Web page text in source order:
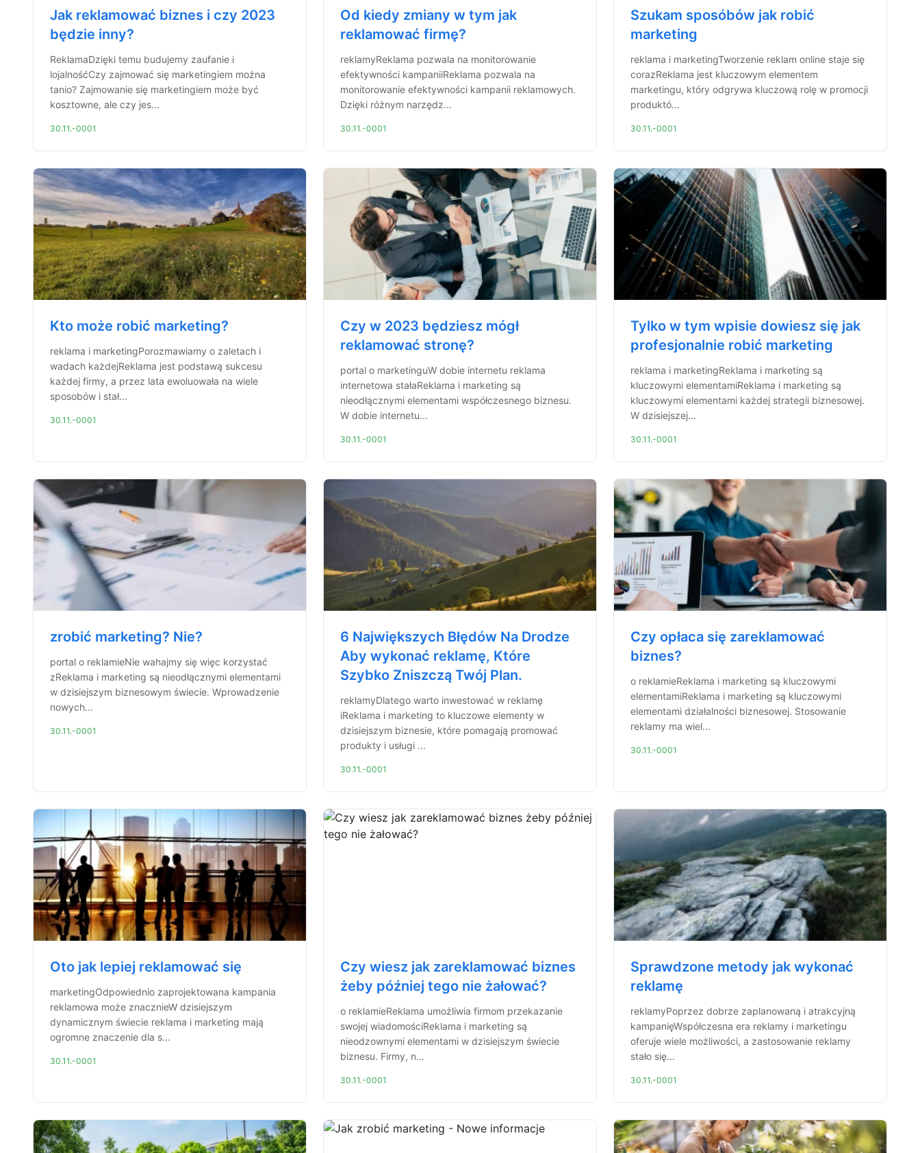
Jak reklamować biznes i czy 2023
będzie inny?
ReklamaDzięki temu budujemy zaufanie i
lojalnośćCzy zajmować się marketingiem można
tanio? Zajmowanie się marketingiem może być
kosztowne, ale czy jes...
30.11.-0001
Od kiedy zmiany w tym jak
reklamować firmę?
reklamyReklama pozwala na monitorowanie
efektywności kampaniiReklama pozwala na
monitorowanie efektywności kampanii reklamowych.
Dzięki różnym narzędz...
30.11.-0001
Szukam sposóbów jak robić
marketing
reklama i marketingTworzenie reklam online staje się
corazReklama jest kluczowym elementem
marketingu, który odgrywa kluczową rolę w promocji
produktó...
30.11.-0001
Kto może robić marketing?
reklama i marketingPorozmawiamy o zaletach i
wadach każdejReklama jest podstawą sukcesu
każdej firmy, a przez lata ewoluowała na wiele
sposobów i stał...
30.11.-0001
Czy w 2023 będziesz mógł
reklamować stronę?
portal o marketinguW dobie internetu reklama
internetowa stałaReklama i marketing są
nieodłącznymi elementami współczesnego biznesu.
W dobie internetu...
30.11.-0001
Tylko w tym wpisie dowiesz się jak
profesjonalnie robić marketing
reklama i marketingReklama i marketing są
kluczowymi elementamiReklama i marketing są
kluczowymi elementami każdej strategii biznesowej.
W dzisiejszej...
30.11.-0001
zrobić marketing? Nie?
portal o reklamieNie wahajmy się więc korzystać
zReklama i marketing są nieodłącznymi elementami
w dzisiejszym biznesowym świecie. Wprowadzenie
nowych...
30.11.-0001
6 Największych Błędów Na Drodze
Aby wykonać reklamę, Które
Szybko Zniszczą Twój Plan.
reklamyDlatego warto inwestować w reklamę
iReklama i marketing to kluczowe elementy w
dzisiejszym biznesie, które pomagają promować
produkty i usługi ...
30.11.-0001
Czy opłaca się zareklamować
biznes?
o reklamieReklama i marketing są kluczowymi
elementamiReklama i marketing są kluczowymi
elementami działalności biznesowej. Stosowanie
reklamy ma wiel...
30.11.-0001
Oto jak lepiej reklamować się
marketingOdpowiednio zaprojektowana kampania
reklamowa może znacznieW dzisiejszym
dynamicznym świecie reklama i marketing mają
ogromne znaczenie dla s...
30.11.-0001
Czy wiesz jak zareklamować biznes
żeby później tego nie żałować?
o reklamieReklama umożliwia firmom przekazanie
swojej wiadomościReklama i marketing są
nieodzownymi elementami w dzisiejszym świecie
biznesu. Firmy, n...
30.11.-0001
Sprawdzone metody jak wykonać
reklamę
reklamyPoprzez dobrze zaplanowaną i atrakcyjną
kampanięWspółczesna era reklamy i marketingu
oferuje wiele możliwości, a zastosowanie reklamy
stało się...
30.11.-0001